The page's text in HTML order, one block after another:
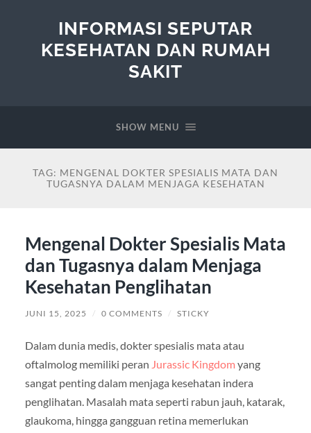
INFORMASI SEPUTAR
KESEHATAN DAN RUMAH
SAKIT
SHOW MENU
TAG: MENGENAL DOKTER SPESIALIS MATA DAN
TUGASNYA DALAM MENJAGA KESEHATAN
Mengenal Dokter Spesialis Mata
dan Tugasnya dalam Menjaga
Kesehatan Penglihatan
JUNI 15, 2025 / 0 COMMENTS / STICKY
Dalam dunia medis, dokter spesialis mata atau
oftalmolog memiliki peran Jurassic Kingdom yang
sangat penting dalam menjaga kesehatan indera
penglihatan. Masalah mata seperti rabun jauh, katarak,
glaukoma, hingga gangguan retina memerlukan